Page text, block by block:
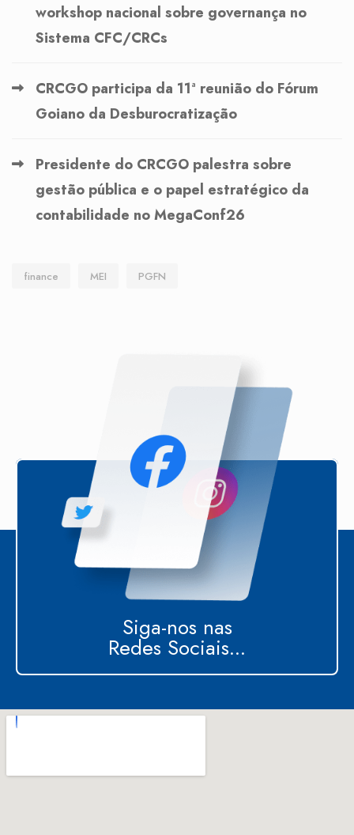
workshop nacional sobre governança no
Sistema CFC/CRCs
CRCGO participa da 11ª reunião do Fórum
Goiano da Desburocratização
Presidente do CRCGO palestra sobre
gestão pública e o papel estratégico da
contabilidade no MegaConf26
finance MEI PGFN
Siga-nos nas
Redes Sociais...